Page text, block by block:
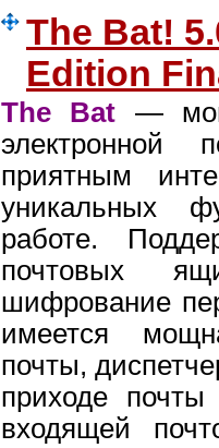
The Bat!
Edition
The Bat —
приятным
уникальных
работе.
почтовых
шифрование
имеется
почты,
приходе
входящей